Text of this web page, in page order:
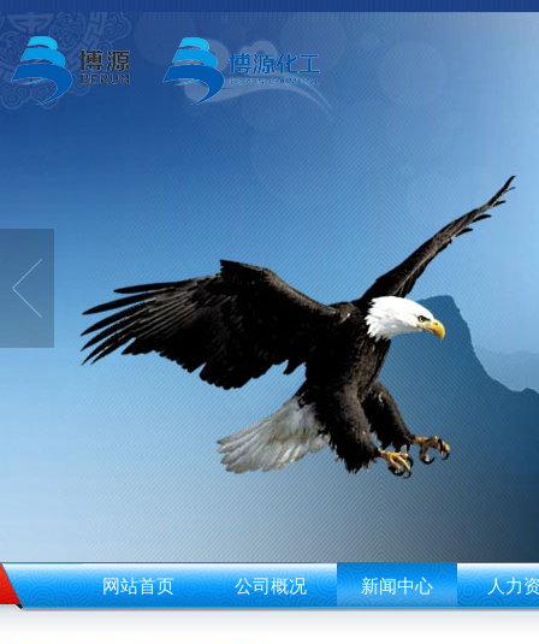
网站首页 公司概况 新闻中心 人力